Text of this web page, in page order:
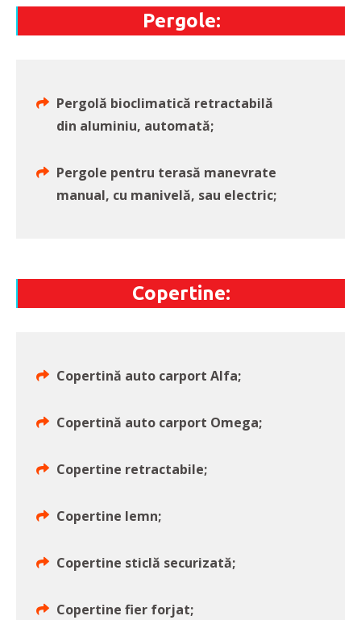
Pergole:
Pergolă bioclimatică retractabilă
din aluminiu, automată;
Pergole pentru terasă manevrate
manual, cu manivelă, sau electric;
Copertine:
Copertină auto carport Alfa;
Copertină auto carport Omega;
Copertine retractabile;
Copertine lemn;
Copertine sticlă securizată;
Copertine fier forjat;